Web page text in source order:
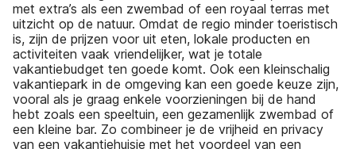
met extra’s als een zwembad of een royaal terras met
uitzicht op de natuur. Omdat de regio minder toeristisch
is, zijn de prijzen voor uit eten, lokale producten en
activiteiten vaak vriendelijker, wat je totale
vakantiebudget ten goede komt. Ook een kleinschalig
vakantiepark in de omgeving kan een goede keuze zijn,
vooral als je graag enkele voorzieningen bij de hand
hebt zoals een speeltuin, een gezamenlijk zwembad of
een kleine bar. Zo combineer je de vrijheid en privacy
van een vakantiehuisje met het voordeel van een